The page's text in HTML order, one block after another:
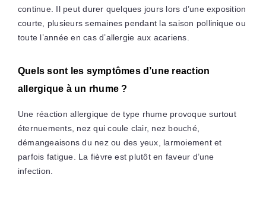
continue. Il peut durer quelques jours lors d’une exposition
courte, plusieurs semaines pendant la saison pollinique ou
toute l’année en cas d’allergie aux acariens.
Quels sont les symptômes d’une reaction
allergique à un rhume ?
Une réaction allergique de type rhume provoque surtout
éternuements, nez qui coule clair, nez bouché,
démangeaisons du nez ou des yeux, larmoiement et
parfois fatigue. La fièvre est plutôt en faveur d’une
infection.